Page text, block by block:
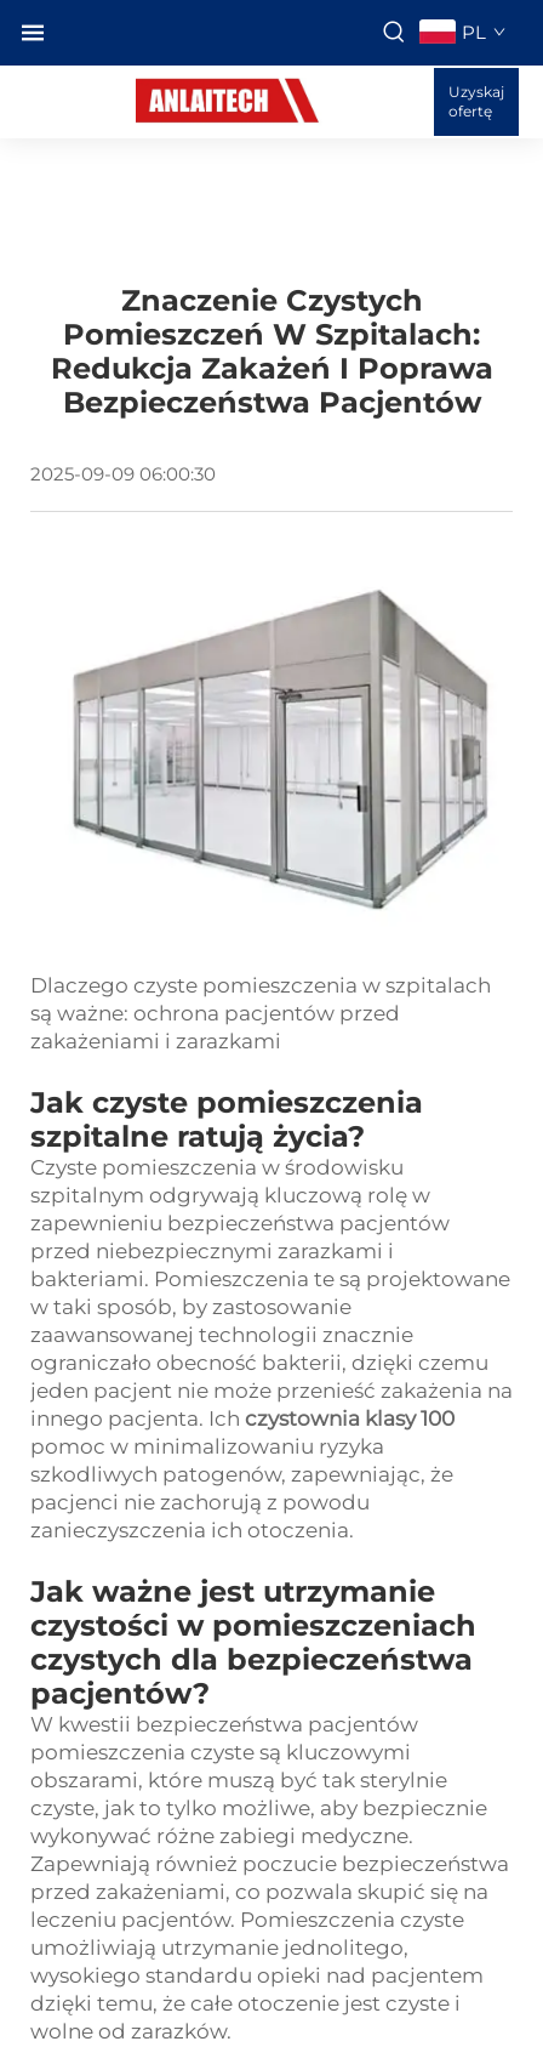
PL
Uzyskaj
ofertę
Znaczenie Czystych
Pomieszczeń W Szpitalach:
Redukcja Zakażeń I Poprawa
Bezpieczeństwa Pacjentów
2025-09-09 06:00:30
Dlaczego czyste pomieszczenia w szpitalach
są ważne: ochrona pacjentów przed
zakażeniami i zarazkami
Jak czyste pomieszczenia
szpitalne ratują życia?
Czyste pomieszczenia w środowisku
szpitalnym odgrywają kluczową rolę w
zapewnieniu bezpieczeństwa pacjentów
przed niebezpiecznymi zarazkami i
bakteriami. Pomieszczenia te są projektowane
w taki sposób, by zastosowanie
zaawansowanej technologii znacznie
ograniczało obecność bakterii, dzięki czemu
jeden pacjent nie może przenieść zakażenia na
innego pacjenta. Ich czystownia klasy 100
pomoc w minimalizowaniu ryzyka
szkodliwych patogenów, zapewniając, że
pacjenci nie zachorują z powodu
zanieczyszczenia ich otoczenia.
Jak ważne jest utrzymanie
czystości w pomieszczeniach
czystych dla bezpieczeństwa
pacjentów?
W kwestii bezpieczeństwa pacjentów
pomieszczenia czyste są kluczowymi
obszarami, które muszą być tak sterylnie
czyste, jak to tylko możliwe, aby bezpiecznie
wykonywać różne zabiegi medyczne.
Zapewniają również poczucie bezpieczeństwa
przed zakażeniami, co pozwala skupić się na
leczeniu pacjentów. Pomieszczenia czyste
umożliwiają utrzymanie jednolitego,
wysokiego standardu opieki nad pacjentem
dzięki temu, że całe otoczenie jest czyste i
wolne od zarazków.